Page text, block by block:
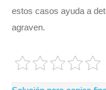
estos casos ayuda a
agraven.